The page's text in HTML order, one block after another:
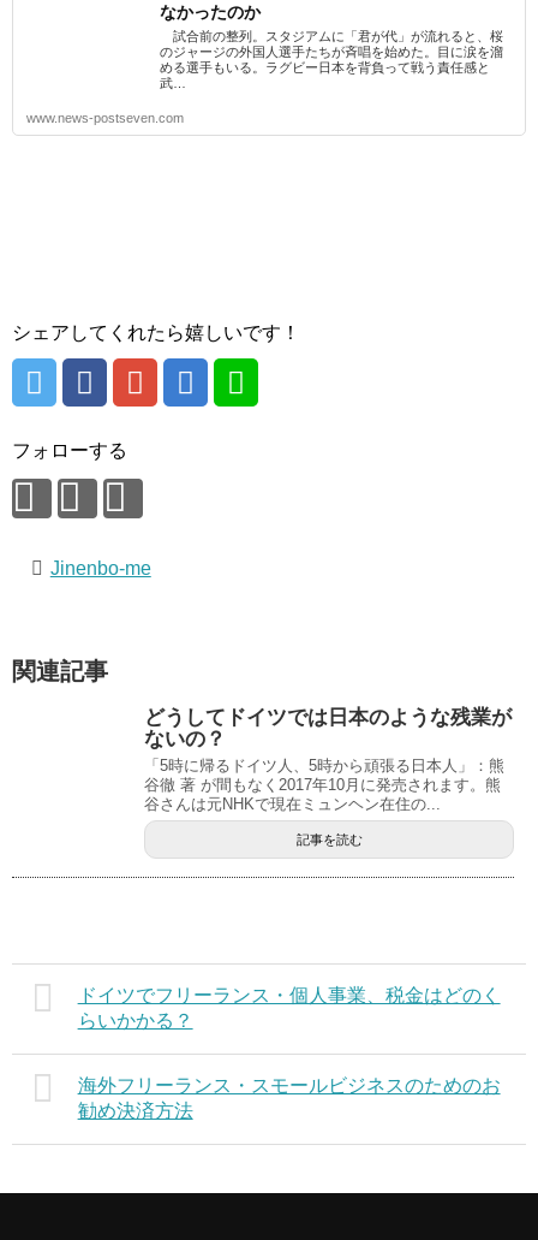
なかったのか
試合前の整列。スタジアムに「君が代」が流れると、桜
のジャージの外国人選手たちが斉唱を始めた。目に涙を溜
める選手もいる。ラグビー日本を背負って戦う責任感と
武…
www.news-postseven.com
シェアしてくれたら嬉しいです！
フォローする
Jinenbo-me
関連記事
どうしてドイツでは日本のような残業が
ないの？
「5時に帰るドイツ人、5時から頑張る日本人」：熊
谷徹 著 が間もなく2017年10月に発売されます。熊
谷さんは元NHKで現在ミュンヘン在住の...
記事を読む
ドイツでフリーランス・個人事業、税金はどのく
らいかかる？
海外フリーランス・スモールビジネスのためのお
勧め決済方法